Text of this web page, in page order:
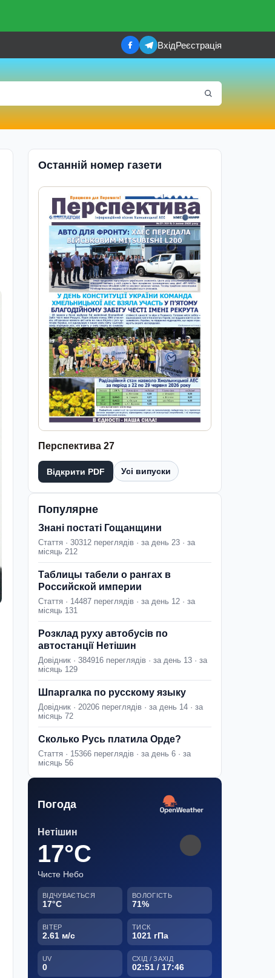
ВхідРеєстрація
Останній номер газети
Перспектива 27
Відкрити PDF Усі випуски
Популярне
Знані постаті Гощанщини
Стаття · 30312 переглядів · за день 23 · за
місяць 212
Таблицы табели о рангах в
Российской империи
Стаття · 14487 переглядів · за день 12 · за
місяць 131
Розклад руху автобусів по
автостанції Нетішин
Довідник · 384916 переглядів · за день 13 · за
місяць 129
Шпаргалка по русскому языку
Довідник · 20206 переглядів · за день 14 · за
місяць 72
Сколько Русь платила Орде?
Стаття · 15366 переглядів · за день 6 · за
місяць 56
Погода
Нетішин
17°C
Чисте Небо
ВІДЧУВАЄТЬСЯ
17°C
ВОЛОГІСТЬ
71%
ВІТЕР
2.61 м/с
ТИСК
1021 гПа
UV
0
СХІД / ЗАХІД
02:51 / 17:46